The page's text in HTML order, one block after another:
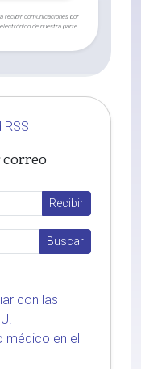
recibir comunicaciones por
de nuestra parte.
correo
con las
médico en el